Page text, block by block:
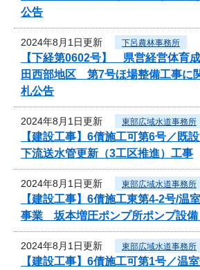
公告
2024年8月1日更新 下呂農林事務所
【下経第0602号】 県営経営体育
田西部地区 第7号ほ場整備工事に
札公告
2024年8月1日更新 東部広域水道事務所
【建設工事】6債施工可第6号／既
下流送水管更新（3工区推進）工事
2024年8月1日更新 東部広域水道事務所
【建設工事】6債施工東第4-2号/温
事業 坂本増圧ポンプ所ポンプ設備
2024年8月1日更新 東部広域水道事務所
【建設工事】6債施工可第1号／温